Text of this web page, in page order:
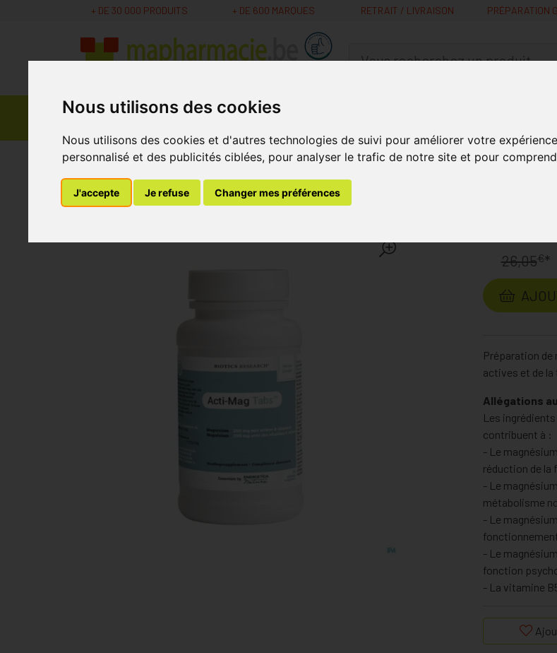
Nous utilisons des cookies
Nous utilisons des cookies et d'autres technologies de suivi pour améliorer votre
personnalisé et des publicités ciblées, pour analyser le trafic de notre site et pour
J'accepte Je refuse Changer mes préférences
+ DE 30 000 PRODUITS + DE 600 MARQUES RETRAIT / LIVRAISON PRÉPARATION
MaPharmacie.be ma santé, mes conseils,
Promos Médicaments
Parapharmacie -
MaPharmacie.be Parapharmacie - Cosmétiques 50+ Muscles et Articulations Acti Mag
Acti Mag Comprimés 60
26,05€*
Préparation
actives et de la
Allégations
Les
contribuent à :
- Le
réduction de la
- Le
métabolisme
- Le
- Le
fonction
- La vitamine
- Le
- Les folates,